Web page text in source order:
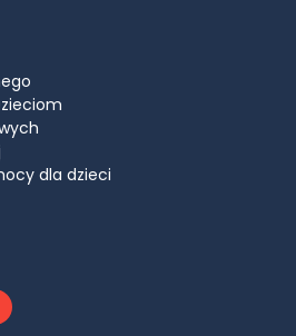
dla dzieci